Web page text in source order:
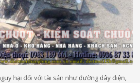
hại đối với tài sản như đường dây điện,